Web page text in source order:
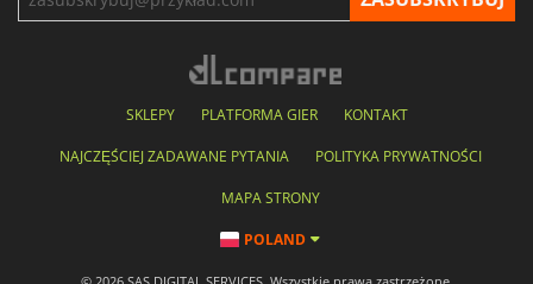
SKLEPY PLATFORMA GIER KONTAKT
NAJCZĘŚCIEJ ZADAWANE PYTANIA POLITYKA PRYWATNOŚCI
MAPA STRONY
POLAND